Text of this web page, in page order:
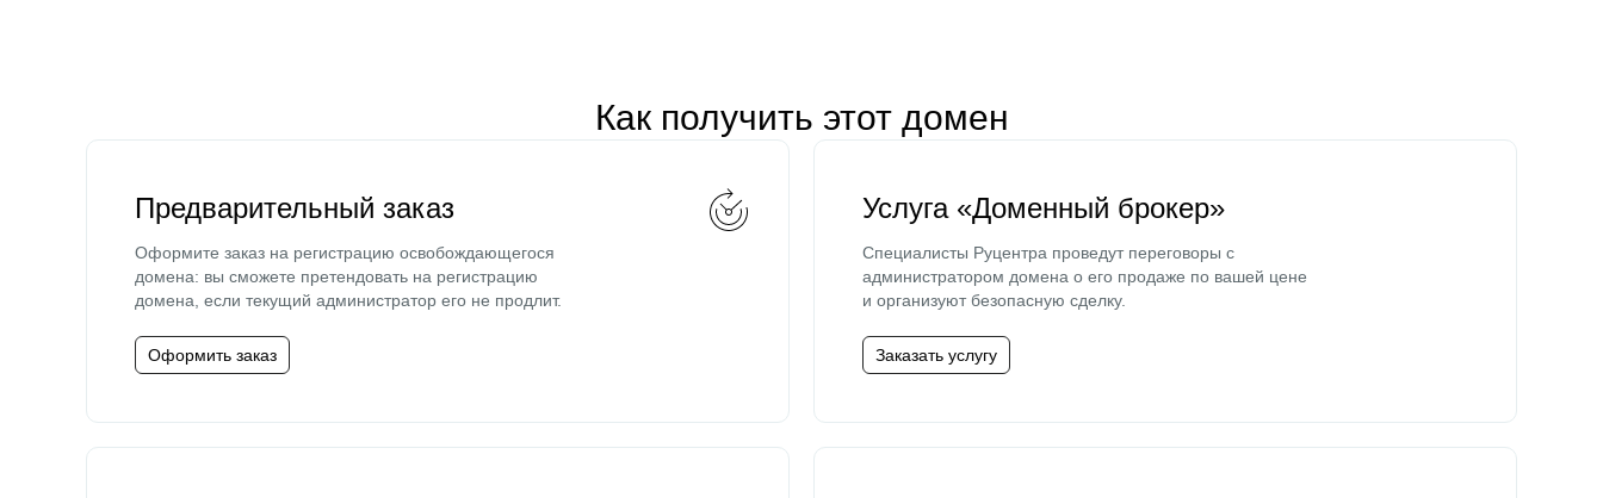
Как получить этот домен
Предварительный заказ
Оформите заказ на регистрацию освобождающегося
домена: вы сможете претендовать на регистрацию
домена, если текущий администратор его не продлит.
Оформить заказ
Услуга «Доменный брокер»
Специалисты Руцентра проведут переговоры с
администратором домена о его продаже по вашей цене
и организуют безопасную сделку.
Заказать услугу